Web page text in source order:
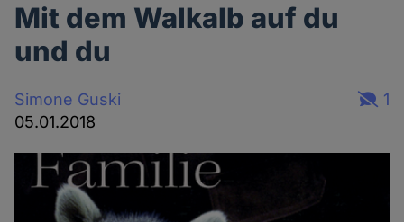
Mit dem Walkalb auf du
und du
Simone Guski
05.01.2018
1